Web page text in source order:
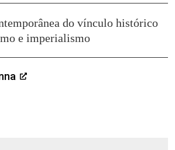
do vínculo histórico
e imperialismo